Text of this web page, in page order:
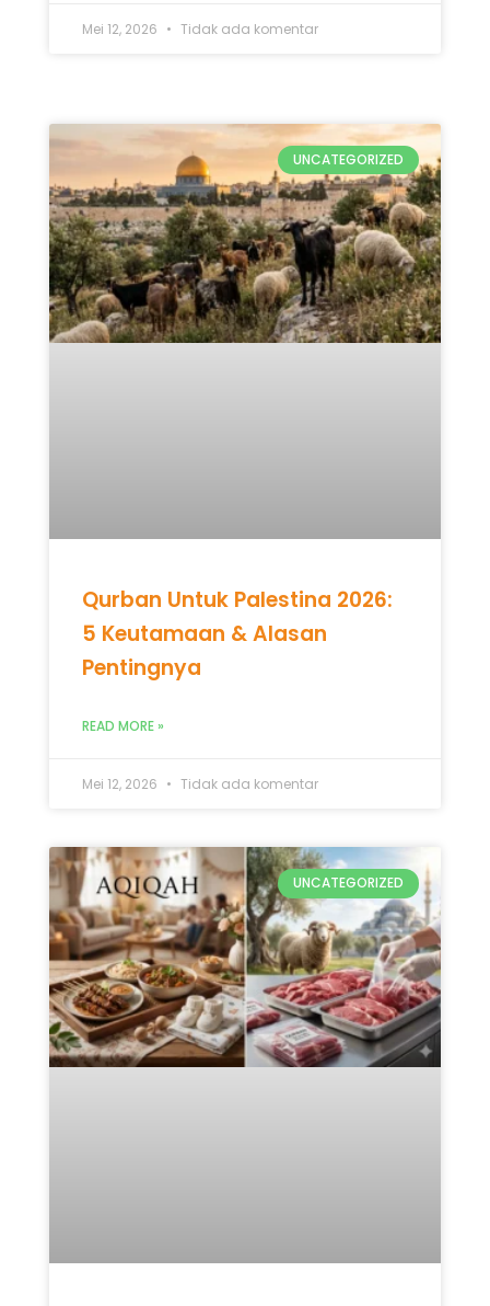
Mei 12, 2026 Tidak ada komentar
UNCATEGORIZED
Qurban Untuk Palestina 2026:
5 Keutamaan & Alasan
Pentingnya
READ MORE »
Mei 12, 2026 Tidak ada komentar
UNCATEGORIZED